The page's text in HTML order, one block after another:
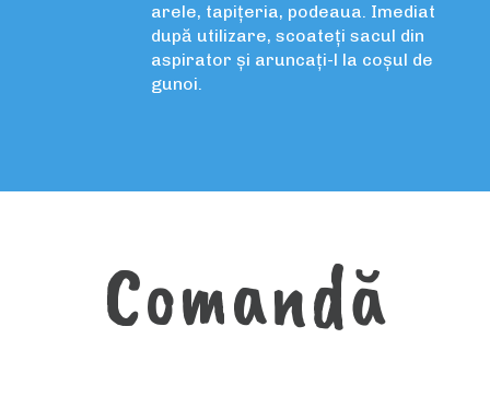
arele, tapițeria, podeaua. Imediat
după utilizare, scoateți sacul din
aspirator și aruncați-l la coșul de
gunoi.
Comandă